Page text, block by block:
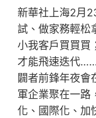
新華社上海2月
試、做家務輕松
小我客戶買買買
才能飛速迭代
闢者前鋒年夜會
軍企業聚在一路
化、國際化、加